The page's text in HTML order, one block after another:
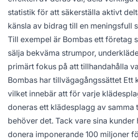
statistik för att säkerställa aktivt
känsla av bidrag till en meningsfull
Till exempel är Bombas ett företag
sälja bekväma strumpor,
primärt fokus på att tillhandahålla
Bombas har tillvägagångssättet Ett
vilket innebär att för varje
doneras ett klädesplagg av samma
behöver det. Tack vare sina kunder
donera imponerande 100 miljoner